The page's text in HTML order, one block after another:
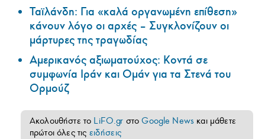
Ταϊλάνδη: Για «καλά οργανωμένη επίθεση»
κάνουν λόγο οι αρχές – Συγκλονίζουν οι
μάρτυρες της τραγωδίας
Αμερικανός αξιωματούχος: Κοντά σε
συμφωνία Ιράν και Ομάν για τα Στενά του
Ορμούζ
Ακολουθήστε το LiFO.gr στοGoogle News και μάθετε
πρώτοι όλες τις ειδήσεις